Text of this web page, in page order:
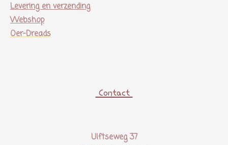
Levering en verzending
Webshop
Oer-Dreads
Contact
Ulftseweg 37